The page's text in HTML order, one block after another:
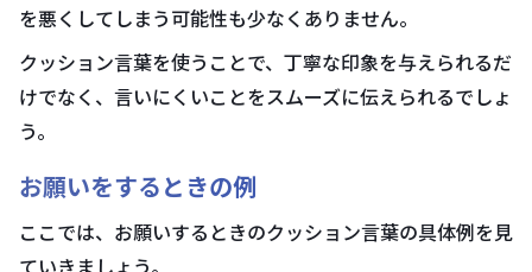
を悪くしてしまう可能性も少なくありません。
クッション言葉を使うことで、丁寧な印象を与えられるだ
けでなく、言いにくいことをスムーズに伝えられるでしょ
う。
お願いをするときの例
ここでは、お願いするときのクッション言葉の具体例を見
ていきましょう。